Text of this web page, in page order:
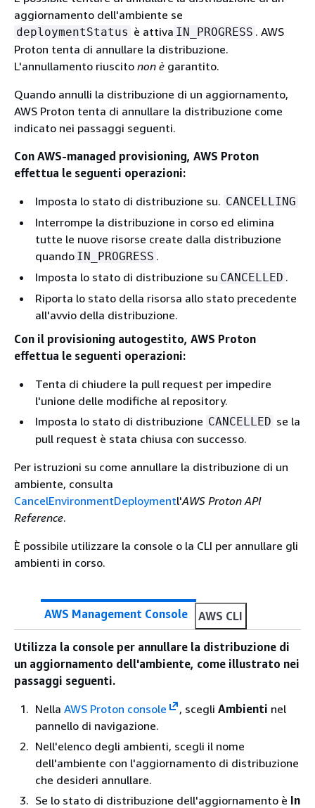
aggiornamento dell'ambiente se
deploymentStatus è attiva IN_PROGRESS . AWS
Proton tenta di annullare la distribuzione.
L'annullamento riuscito non è garantito.
Quando annulli la distribuzione di un aggiornamento,
AWS Proton tenta di annullare la distribuzione come
indicato nei passaggi seguenti.
Con AWS-managed provisioning, AWS Proton
effettua le seguenti operazioni:
Imposta lo stato di distribuzione su. CANCELLING
Interrompe la distribuzione in corso ed elimina
tutte le nuove risorse create dalla distribuzione
quando IN_PROGRESS .
Imposta lo stato di distribuzione su CANCELLED .
Riporta lo stato della risorsa allo stato precedente
all'avvio della distribuzione.
Con il provisioning autogestito, AWS Proton
effettua le seguenti operazioni:
Tenta di chiudere la pull request per impedire
l'unione delle modifiche al repository.
Imposta lo stato di distribuzione CANCELLED se la
pull request è stata chiusa con successo.
Per istruzioni su come annullare la distribuzione di un
ambiente, consulta
CancelEnvironmentDeploymentl'AWS Proton API
Reference.
È possibile utilizzare la console o la CLI per annullare gli
ambienti in corso.
AWS Management Console AWS CLI
Utilizza la console per annullare la distribuzione di
un aggiornamento dell'ambiente, come illustrato nei
passaggi seguenti.
Nella AWS Proton console , scegli Ambienti nel
pannello di navigazione.
Nell'elenco degli ambienti, scegli il nome
dell'ambiente con l'aggiornamento di distribuzione
che desideri annullare.
Se lo stato di distribuzione dell'aggiornamento è In